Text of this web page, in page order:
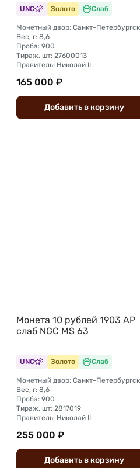
UNC Золото Слаб
Вес, г: 8,6
Проба: 900
Тираж, шт: 27600013
Правитель: Николай II
165 000 ₽
Добавить вкорзину
Монета 10 рублей 1903 АР
слаб NGC MS 63
UNC Золото Слаб
Вес, г: 8,6
Проба: 900
Тираж, шт: 2817019
Правитель: Николай II
255 000 ₽
Добавить вкорзину